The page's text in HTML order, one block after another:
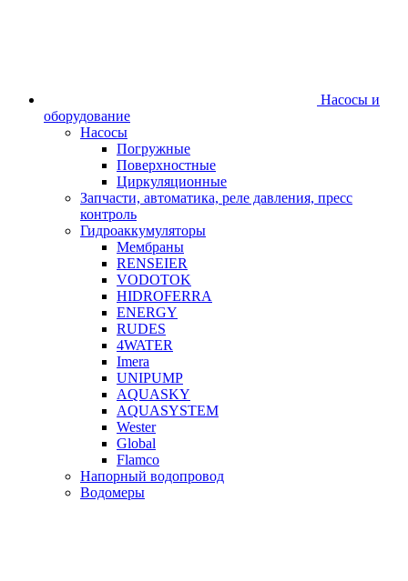
Насосы и
оборудование
Насосы
Погружные
Поверхностные
Циркуляционные
Запчасти, автоматика, реле давления, пресс
контроль
Гидроаккумуляторы
Мембраны
RENSEIER
VODOTOK
HIDROFERRA
ENERGY
RUDES
4WATER
Imera
UNIPUMP
AQUASKY
AQUASYSTEM
Wester
Global
Flamco
Напорный водопровод
Водомеры